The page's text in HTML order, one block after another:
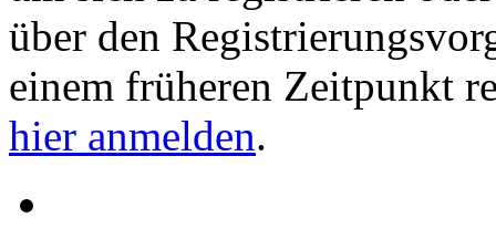
über den
einem früheren Zeitpunkt
hier anmelden.